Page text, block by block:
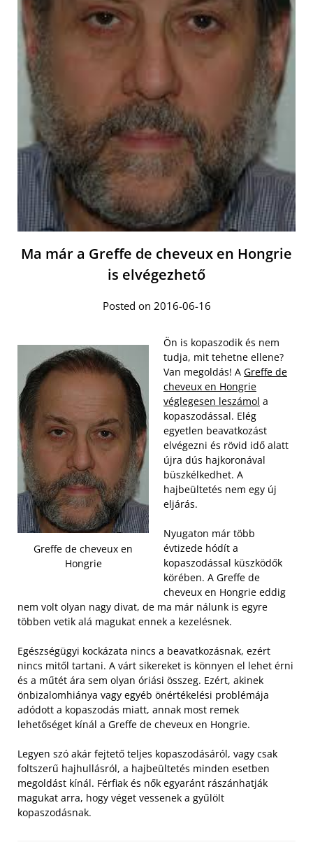
Ma már a Greffe de cheveux en Hongrie
is elvégezhető
Posted on 2016-06-16
Greffe de cheveux en
Hongrie
Ön is kopaszodik és nem
tudja, mit tehetne ellene?
Van megoldás! A Greffe de
cheveux en Hongrie
véglegesen leszámol a
kopaszodással. Elég
egyetlen beavatkozást
elvégezni és rövid idő alatt
újra dús hajkoronával
büszkélkedhet. A
hajbeültetés nem egy új
eljárás.
Nyugaton már több
évtizede hódít a
kopaszodással küszködők
körében. A Greffe de
cheveux en Hongrie eddig
nem volt olyan nagy divat, de ma már nálunk is egyre
többen vetik alá magukat ennek a kezelésnek.
Egészségügyi kockázata nincs a beavatkozásnak, ezért
nincs mitől tartani. A várt sikereket is könnyen el lehet érni
és a műtét ára sem olyan óriási összeg. Ezért, akinek
önbizalomhiánya vagy egyéb önértékelési problémája
adódott a kopaszodás miatt, annak most remek
lehetőséget kínál a Greffe de cheveux en Hongrie.
Legyen szó akár fejtető teljes kopaszodásáról, vagy csak
foltszerű hajhullásról, a hajbeültetés minden esetben
megoldást kínál. Férfiak és nők egyaránt rászánhatják
magukat arra, hogy véget vessenek a gyűlölt
kopaszodásnak.